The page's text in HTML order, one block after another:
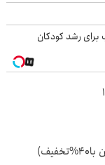
برای رشد کودکان